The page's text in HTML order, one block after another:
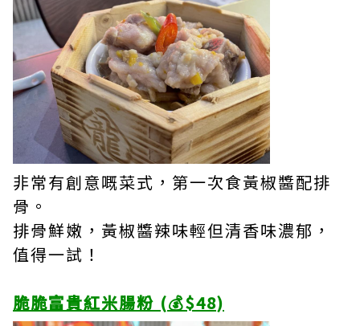
非常有創意嘅菜式，第一次食黃椒醬配排
骨。
排骨鮮嫩，黃椒醬辣味輕但清香味濃郁，
值得一試！
脆脆富貴紅米腸粉 (💰$48)